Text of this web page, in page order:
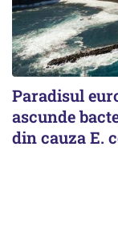
Paradisul
ascunde
din cauza E.